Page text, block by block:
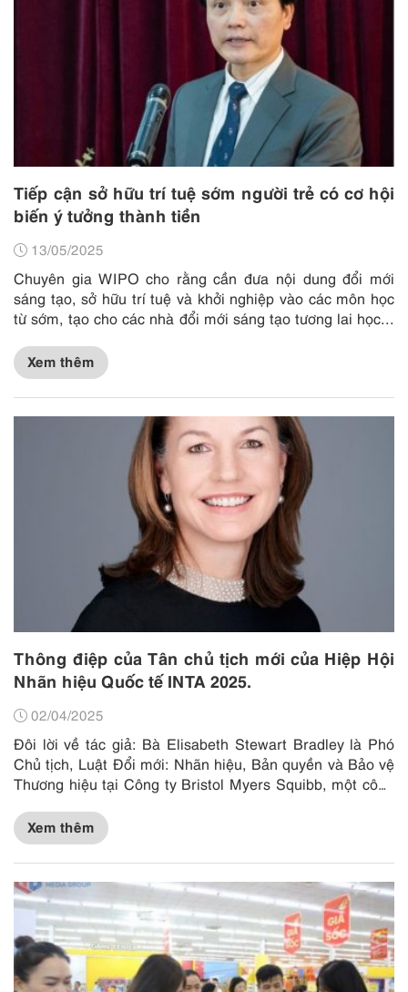
Tiếp cận sở hữu trí tuệ sớm người trẻ có cơ hội
biến ý tưởng thành tiền
13/05/2025
Chuyên gia WIPO cho rằng cần đưa nội dung đổi mới
sáng tạo, sở hữu trí tuệ và khởi nghiệp vào các môn học
từ sớm, tạo cho các nhà đổi mới sáng tạo tương lai học...
Xem thêm
Thông điệp của Tân chủ tịch mới của Hiệp Hội
Nhãn hiệu Quốc tế INTA 2025.
02/04/2025
Đôi lời về tác giả: Bà Elisabeth Stewart Bradley là Phó
Chủ tịch, Luật Đổi mới: Nhãn hiệu, Bản quyền và Bảo vệ
Thương hiệu tại Công ty Bristol Myers Squibb, một công
Xem thêm